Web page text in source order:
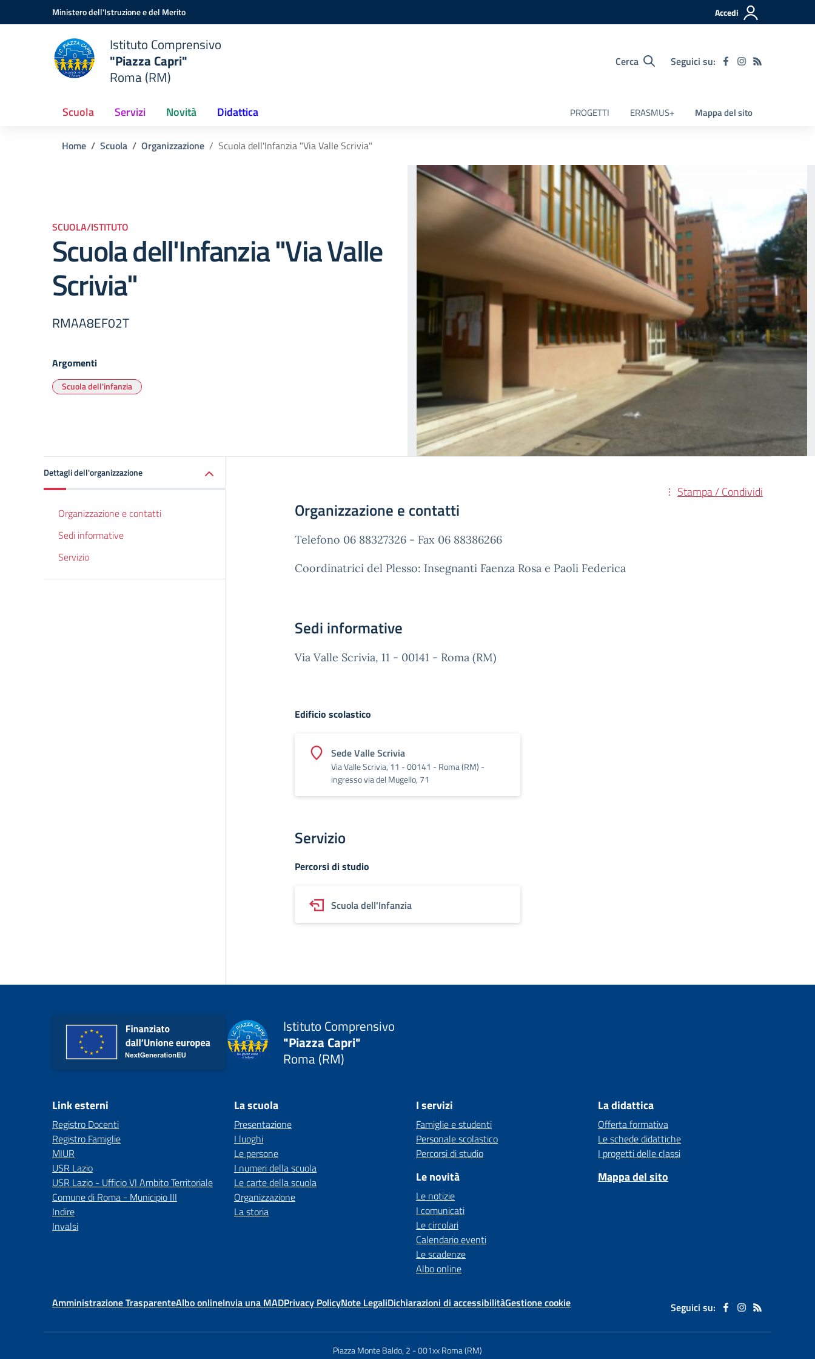
Vai ai contenuti
Vai al menu di navigazioneMinistero dell'Istruzione e del Merito Accedi
Istituto Comprensivo
"Piazza Capri"
Roma (RM)
Cerca Seguici su:
Scuola Servizi Novità Didattica PROGETTI ERASMUS+ Mappa del sito
Home Scuola Organizzazione Scuola dell'Infanzia "Via Valle Scrivia"
SCUOLA/ISTITUTO
Scuola dell'Infanzia "Via Valle
Scrivia"
RMAA8EF02T
Argomenti
Scuola dell'infanzia
Dettagli dell'organizzazione
Organizzazione e contatti
Sedi informative
Servizio
Stampa / Condividi
Organizzazione e contatti
Telefono 06 88327326 - Fax 06 88386266
Coordinatrici del Plesso: Insegnanti Faenza Rosa e Paoli Federica
Sedi informative
Via Valle Scrivia, 11 - 00141 - Roma (RM)
Edificio scolastico
Sede Valle Scrivia
Via Valle Scrivia, 11 - 00141 - Roma (RM) -
ingresso via del Mugello, 71
Servizio
Percorsi di studio
Scuola dell'Infanzia
Istituto Comprensivo
"Piazza Capri"
Roma (RM)
Link esterni
Registro Docenti
Registro Famiglie
MIUR
USR Lazio
USR Lazio - Ufficio VI Ambito Territoriale
Comune di Roma - Municipio III
Indire
Invalsi
La scuola
Presentazione
I luoghi
Le persone
I numeri della scuola
Le carte della scuola
Organizzazione
La storia
I servizi
Famiglie e studenti
Personale scolastico
Percorsi di studio
Le novità
Le notizie
I comunicati
Le circolari
Calendario eventi
Le scadenze
Albo online
La didattica
Offerta formativa
Le schede didattiche
I progetti delle classi
Mappa del sito
Amministrazione TrasparenteAlbo onlineInvia una MADPrivacy PolicyNote LegaliDichiarazioni di accessibilitàGestione cookie Seguici su:
Piazza Monte Baldo, 2 -001xx Roma (RM)